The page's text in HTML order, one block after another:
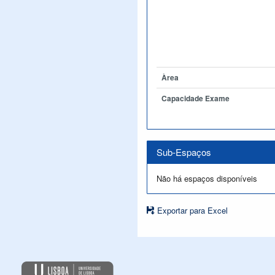
Àrea
Capacidade Exame
Sub-Espaços
Não há espaços disponíveis
Exportar para Excel